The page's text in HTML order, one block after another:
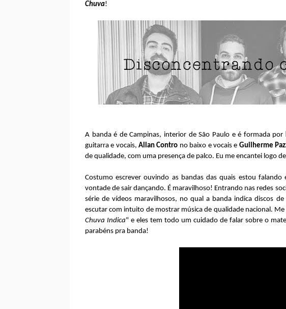
Chuva!
A banda é de Campinas, interior de São Paulo e é formada por
guitarra e vocais,Allan Contro no baixo e vocais e Guilherme
de qualidade, com uma presença de palco. Eu me encantei logo
Costumo escrever ouvindo as bandas das quais estou
vontade de sair dançando. É maravilhoso! Entrando nas redes
série de vídeos maravilhosos, no qual a banda indica discos
escutar com intuito de mostrar música de qualidade nacional.
Chuva Indica" e eles tem todo um cuidado de falar sobre o
parabéns pra banda!